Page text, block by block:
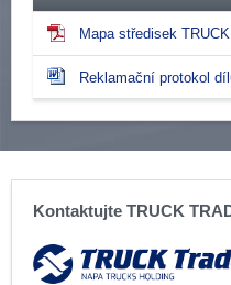
Mapa středisek
Reklamační protokol
Kontaktujte TRUCK